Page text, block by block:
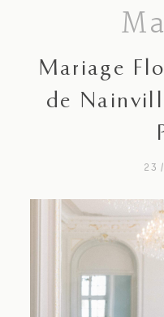
Mariage
de